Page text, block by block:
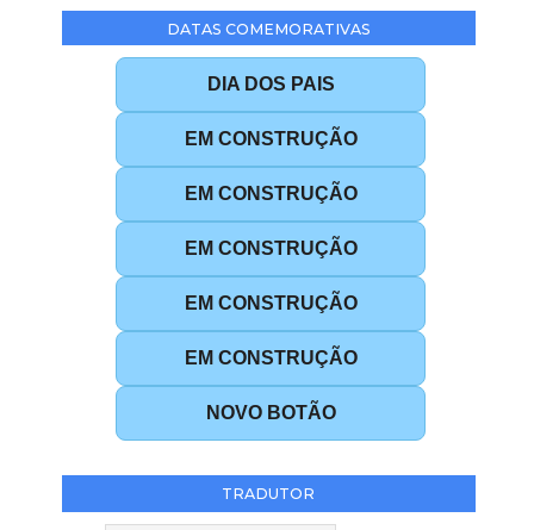
DATAS COMEMORATIVAS
DIA DOS PAIS
EM CONSTRUÇÃO
EM CONSTRUÇÃO
EM CONSTRUÇÃO
EM CONSTRUÇÃO
EM CONSTRUÇÃO
NOVO BOTÃO
TRADUTOR